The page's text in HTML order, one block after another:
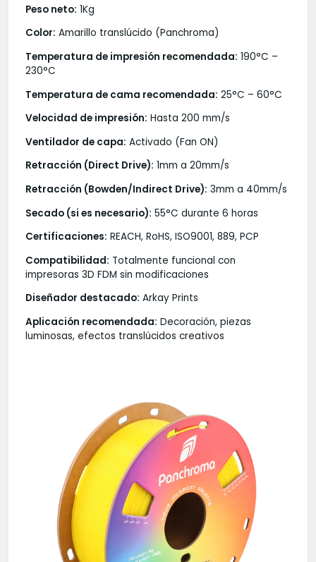
Peso neto: 1Kg
Color: Amarillo translúcido (Panchroma)
Temperatura de impresión recomendada: 190°C –
230°C
Temperatura de cama recomendada: 25°C – 60°C
Velocidad de impresión: Hasta 200 mm/s
Ventilador de capa: Activado (Fan ON)
Retracción (Direct Drive): 1mm a 20mm/s
Retracción (Bowden/Indirect Drive): 3mm a 40mm/s
Secado (si es necesario): 55°C durante 6 horas
Certificaciones: REACH, RoHS, ISO9001, 889, PCP
Compatibilidad: Totalmente funcional con
impresoras 3D FDM sin modificaciones
Diseñador destacado: Arkay Prints
Aplicación recomendada: Decoración, piezas
luminosas, efectos translúcidos creativos